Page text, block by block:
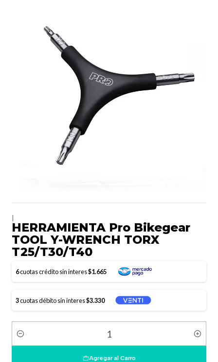
HERRAMIENTA Pro Bikegear
TOOL Y-WRENCH TORX
T25/T30/T40
6cuotas crédito sin interes$1.665
3cuotas débito sin interes$3.330
Cantidad
Agregar al Carro